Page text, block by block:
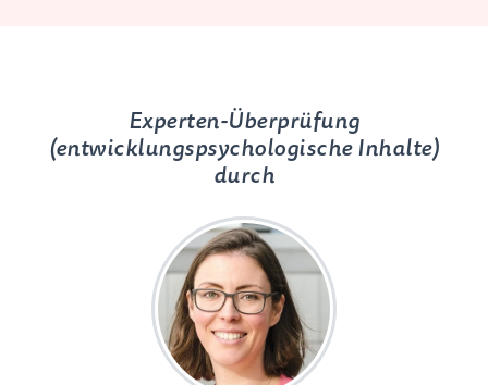
Experten-Überprüfung
(entwicklungspsychologische Inhalte)
durch